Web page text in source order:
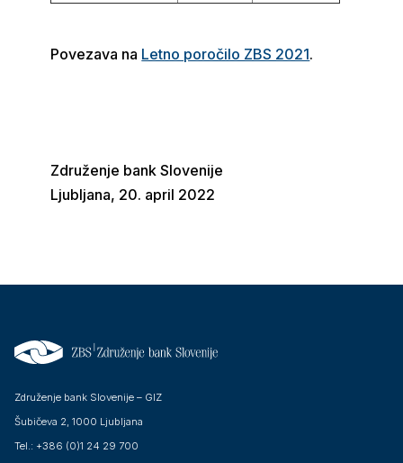
Povezava na Letno poročilo ZBS 2021.
Združenje bank Slovenije
Ljubljana, 20. april 2022
Združenje bank Slovenije – GIZ
Šubičeva 2, 1000 Ljubljana
Tel.: +386 (0)1 24 29 700